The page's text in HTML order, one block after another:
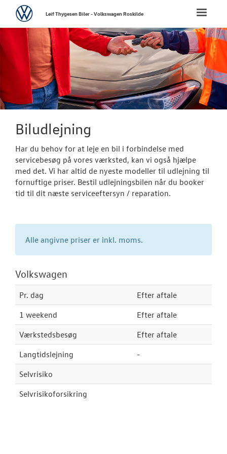
FORSIDE
NYE
NYE VAREBILER
VÆRKSTED
Bestil tid på
Toggle
VolkswagenLeif Thygesen Biler - Volkswagen Roskilde
Biludlejning
Har du behov for at leje en bil i forbindelse med
servicebesøg på vores værksted, kan vi også hjælpe
med det. Vi har altid de nyeste modeller til udlejning til
fornuftige priser. Bestil udlejningsbilen når du booker
tid til dit næste serviceeftersyn / reparation.
Alle angivne priser er inkl. moms.
Volkswagen
Pr. dag
Efter aftale
1 weekend
Efter aftale
Værkstedsbesøg
Efter aftale
Langtidslejning
-
Selvrisiko
Selvrisikoforsikring